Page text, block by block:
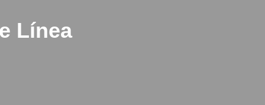
Línea